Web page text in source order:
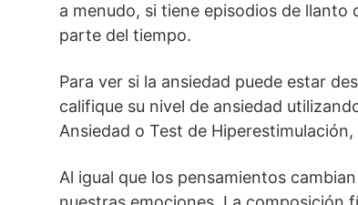
a menudo, si tiene episodios de
parte del tiempo.
Para ver si la ansiedad puede estar
califique su nivel de ansiedad
Ansiedad o Test de
Al igual que los pensamientos